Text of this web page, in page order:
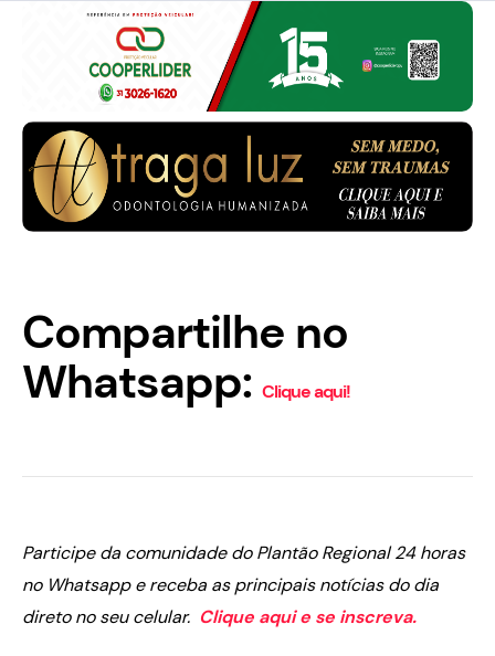
Compartilhe no
Whatsapp: Clique aqui!
Participe da comunidade do Plantão Regional 24 horas
no Whatsapp e receba as principais notícias do dia
direto no seu celular. Clique aqui e se inscreva.